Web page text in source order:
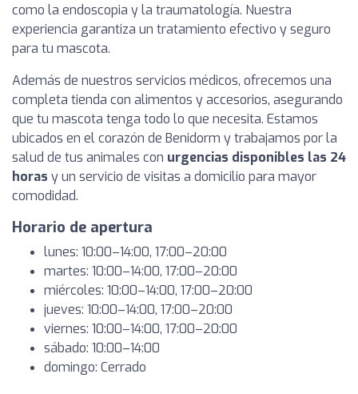
como la endoscopia y la traumatología. Nuestra
experiencia garantiza un tratamiento efectivo y seguro
para tu mascota.
Además de nuestros servicios médicos, ofrecemos una
completa tienda con alimentos y accesorios, asegurando
que tu mascota tenga todo lo que necesita. Estamos
ubicados en el corazón de Benidorm y trabajamos por la
salud de tus animales con urgencias disponibles las 24
horas y un servicio de visitas a domicilio para mayor
comodidad.
Horario de apertura
lunes: 10:00–14:00, 17:00–20:00
martes: 10:00–14:00, 17:00–20:00
miércoles: 10:00–14:00, 17:00–20:00
jueves: 10:00–14:00, 17:00–20:00
viernes: 10:00–14:00, 17:00–20:00
sábado: 10:00–14:00
domingo: Cerrado